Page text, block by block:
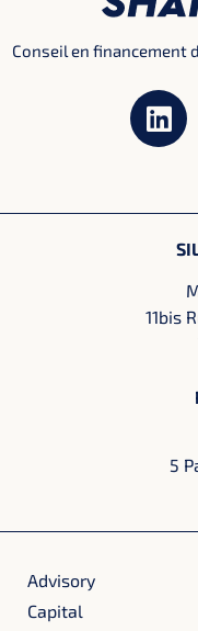
Conseil en financement
11bis
5
Advisory
Capital